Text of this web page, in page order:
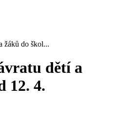
žáků do škol...
dětí a
12. 4.